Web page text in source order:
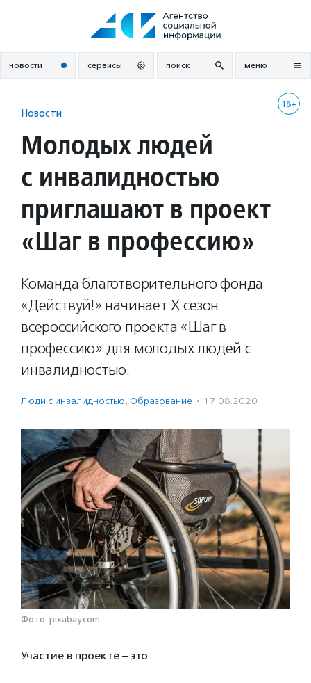
новости сервисы поиск меню
18+
Новости
Молодых людей
с инвалидностью
приглашают в проект
«Шаг в профессию»
Команда благотворительного фонда
«Действуй!» начинает X сезон
всероссийского проекта «Шаг в
профессию» для молодых людей с
инвалидностью.
Люди с инвалидностью, Образование · 17.08.2020
Фото: pixabay.com
Участие в проекте – это: